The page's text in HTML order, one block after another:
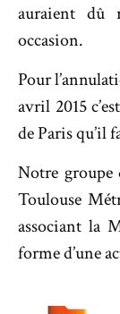
auraient dû
occasion.
Pour
avril 2015
de Paris qu’il
Notre groupe
Toulouse
associant la
forme d’une